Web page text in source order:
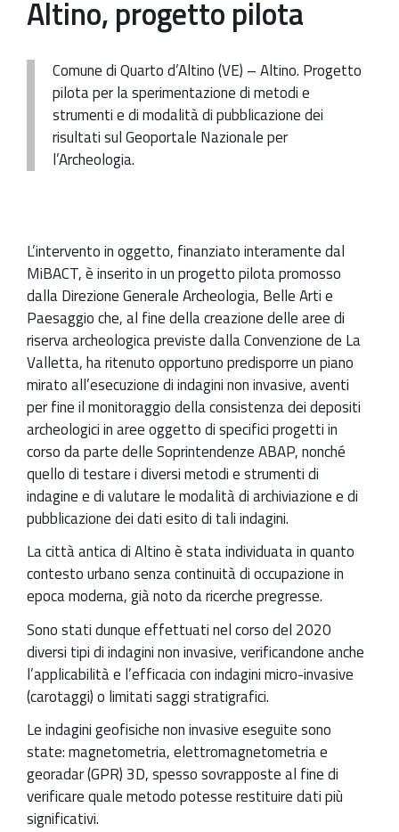
Patrimonio Storico-Artistico
Ufficio Esportazione
Ufficio Tutela
Servizi
Altino, progetto pilota
Comune di Quarto d’Altino (VE) – Altino. Progetto
pilota per la sperimentazione di metodi e
strumenti e di modalità di pubblicazione dei
risultati sul Geoportale Nazionale per
l’Archeologia.
L’intervento in oggetto, finanziato interamente dal
MiBACT, è inserito in un progetto pilota promosso
dalla Direzione Generale Archeologia, Belle Arti e
Paesaggio che, al fine della creazione delle aree di
riserva archeologica previste dalla Convenzione de La
Valletta, ha ritenuto opportuno predisporre un piano
mirato all’esecuzione di indagini non invasive, aventi
per fine il monitoraggio della consistenza dei depositi
archeologici in aree oggetto di specifici progetti in
corso da parte delle Soprintendenze ABAP, nonché
quello di testare i diversi metodi e strumenti di
indagine e di valutare le modalità di archiviazione e di
pubblicazione dei dati esito di tali indagini.
La città antica di Altino è stata individuata in quanto
contesto urbano senza continuità di occupazione in
epoca moderna, già noto da ricerche pregresse.
Sono stati dunque effettuati nel corso del 2020
diversi tipi di indagini non invasive, verificandone anche
l’applicabilità e l’efficacia con indagini micro-invasive
(carotaggi) o limitati saggi stratigrafici.
Le indagini geofisiche non invasive eseguite sono
state: magnetometria, elettromagnetometria e
georadar (GPR) 3D, spesso sovrapposte al fine di
verificare quale metodo potesse restituire dati più
significativi.